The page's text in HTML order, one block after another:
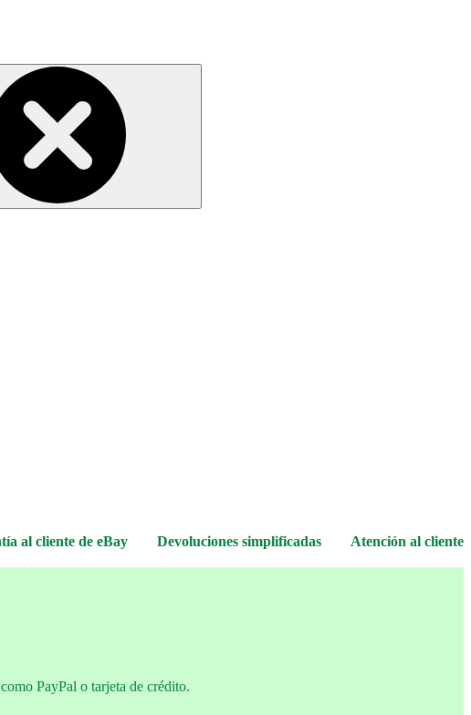
al cliente de eBay Devoluciones simplificadas Atención al cliente
PayPal o tarjeta de crédito.